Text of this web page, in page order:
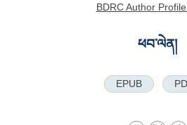
BDRC Author
ཕབ་ལེན།
EPUB